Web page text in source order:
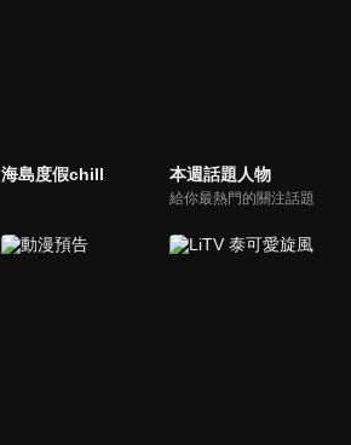
海島度假chill 本週話題人物
給你最熱門的關注話題